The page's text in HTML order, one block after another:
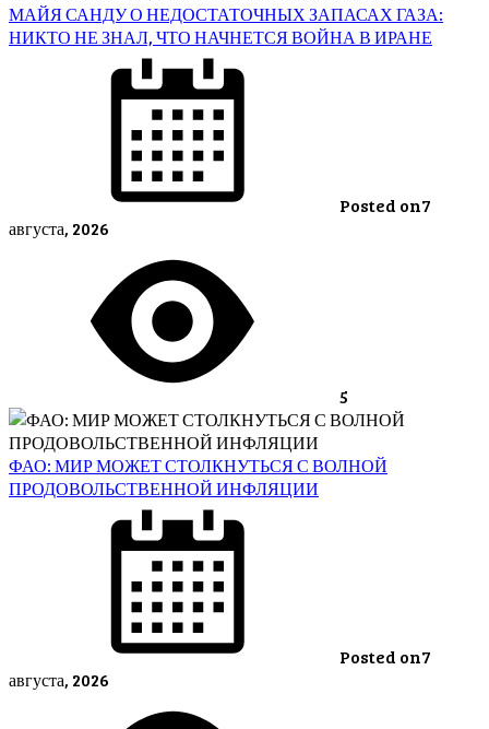
МАЙЯ САНДУ О НЕДОСТАТОЧНЫХ ЗАПАСАХ ГАЗА:
НИКТО НЕ ЗНАЛ, ЧТО НАЧНЕТСЯ ВОЙНА В ИРАНЕ
Posted on7
августа, 2026
5
ФАО: МИР МОЖЕТ СТОЛКНУТЬСЯ С ВОЛНОЙ
ПРОДОВОЛЬСТВЕННОЙ ИНФЛЯЦИИ
Posted on7
августа, 2026